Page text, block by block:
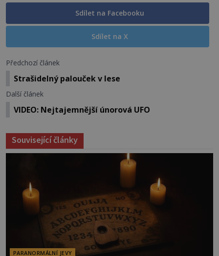
Sdílet na Facebooku
Sdílet na X
Předchozí článek
Strašidelný palouček v lese
Další článek
VIDEO: Nejtajemnější únorová UFO
Související články
PARANORMÁLNÍ JEVY